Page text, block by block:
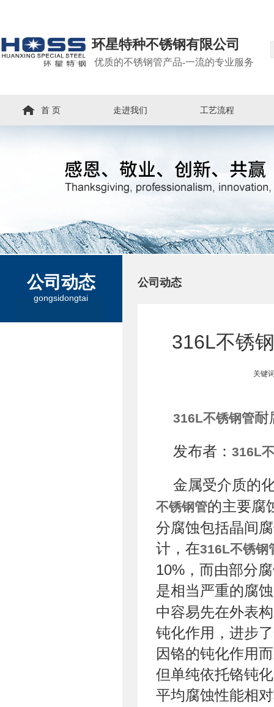
环星特种不锈钢有限公司
优质的不锈钢管产品-一流的专业服务
首 页 走进我们 工艺流程
公司动态
gongsidongtai
公司动态
316L不锈
关键
316L不锈钢管耐
发布者： 316L
金属受介质的
不锈钢管的主要腐
分腐蚀包括晶间
计，在316L不锈钢
10%，而由部分
是相当严重的腐
中容易先在外表
钝化作用，进步
因铬的钝化作用
但单纯依托铬钝
平均腐蚀性能相